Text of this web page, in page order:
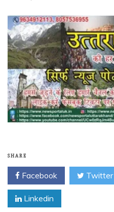
SHARE
Facebook Twitter
Linkedin